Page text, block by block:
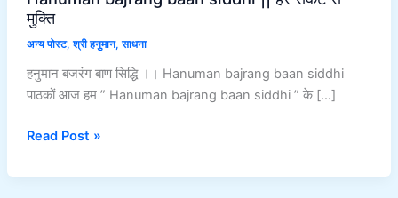
मुक्ति
अन्य पोस्ट,श्री हनुमान,साधना
हनुमान बजरंग बाण सिद्धि ।। Hanuman bajrang baan siddhi
पाठकों आज हम ” Hanuman bajrang baan siddhi ” के […]
Read Post »